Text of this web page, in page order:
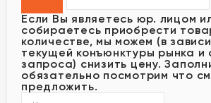
Если Вы являетесь юр. лицом
собираетесь приобрести
количестве, мы можем (в
текущей конъюнктуры рынка и
запроса) снизить цену.
обязательно посмотрим что
предложить.